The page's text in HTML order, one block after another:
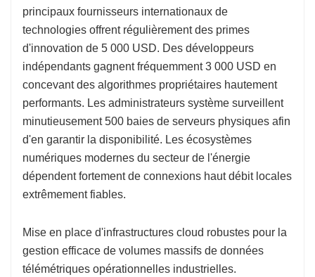
principaux fournisseurs internationaux de
technologies offrent régulièrement des primes
d'innovation de 5 000 USD. Des développeurs
indépendants gagnent fréquemment 3 000 USD en
concevant des algorithmes propriétaires hautement
performants. Les administrateurs système surveillent
minutieusement 500 baies de serveurs physiques afin
d'en garantir la disponibilité. Les écosystèmes
numériques modernes du secteur de l'énergie
dépendent fortement de connexions haut débit locales
extrêmement fiables.
Mise en place d'infrastructures cloud robustes pour la
gestion efficace de volumes massifs de données
télémétriques opérationnelles industrielles.